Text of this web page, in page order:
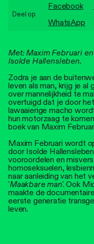
Met: Maxim Februari
Isolde Hallensleben.
​Zodra je aan de
leven als man, krijg je
over mannelijkheid te
overtuigd dat je door
lawaaierige macho
hun motorzaag te
boek van Maxim
Maxim Februari wordt
door Isolde
vooroordelen en
homoseksuelen,
naar aanleiding van het
'Maakbare man'. Ook
maakte de
eerste generatie
leven.
Deel op
Facebook
WhatsApp
Personen
Stadsdichter